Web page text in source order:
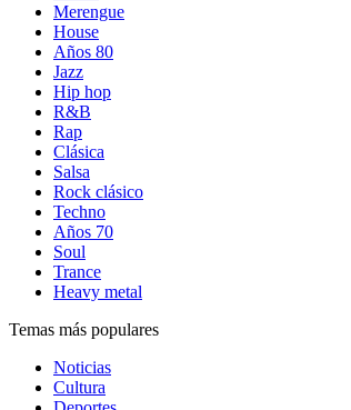
Merengue
House
Años 80
Jazz
Hip hop
R&B
Rap
Clásica
Salsa
Rock clásico
Techno
Años 70
Soul
Trance
Heavy metal
Temas más populares
Noticias
Cultura